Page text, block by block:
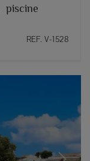
piscine
REF. V-1528